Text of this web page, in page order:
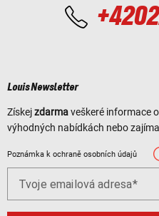
Louis Newsletter
Získejzdarmaveškeré informace
výhodných nabídkách nebo
Poznámka k ochraně osobních údajů
Tvoje emailová adresa